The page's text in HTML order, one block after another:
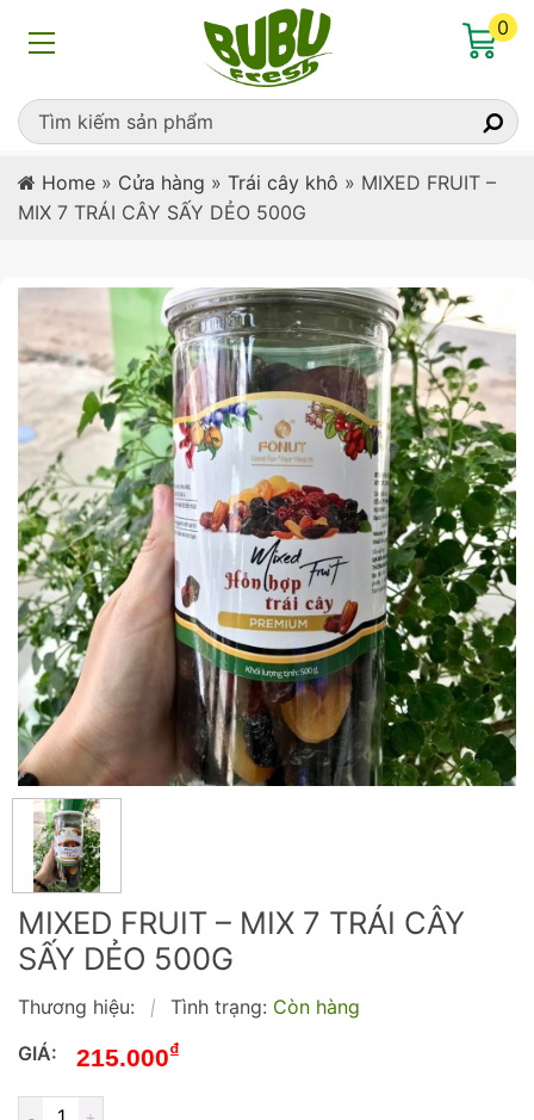
0
Home » Cửa hàng » Trái cây khô » MIXED FRUIT –
MIX 7 TRÁI CÂY SẤY DẺO 500G
MIXED FRUIT – MIX 7 TRÁI CÂY
SẤY DẺO 500G
Thương hiệu: | Tình trạng: Còn hàng
GIÁ:
215.000₫